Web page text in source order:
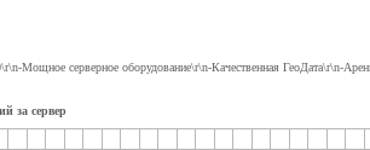
Мощное серверное оборудование\r\n-Качественная ГеоДата\r\n-
за сервер